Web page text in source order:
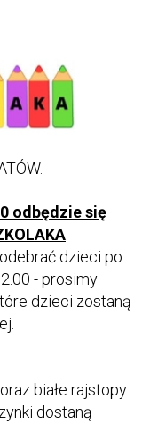
odbędzie się
.
dzieci po
- prosimy
dzieci zostaną
białe rajstopy
dostaną